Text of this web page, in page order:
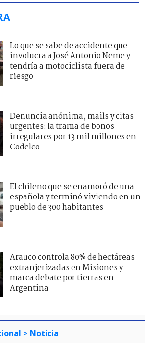
Lo que se sabe de accidente que
involucra a José Antonio Neme y
tendría a motociclista fuera de
riesgo
Denuncia anónima, mails y citas
urgentes: la trama de bonos
irregulares por 13 mil millones en
Codelco
El chileno que se enamoró de una
española y terminó viviendo en un
pueblo de 300 habitantes
Arauco controla 80% de hectáreas
extranjerizadas en Misiones y
marca debate por tierras en
Argentina
> Noticia